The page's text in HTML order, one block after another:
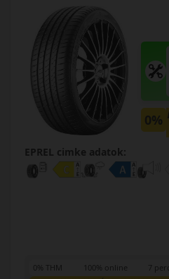
0%
EPREL cimke adatok:
0% THM 100% online 7 perc